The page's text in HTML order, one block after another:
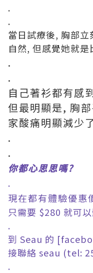
.
.
當日試療後, 胸部
自然, 但感覺她就
.
.
自己著衫都有感
但最明顯是, 胸
家酸痛明顯減少
.
.
你都心思思嗎?
.
現在都有體驗優惠
只需要 $280 就可
.
到 Seau 的
接聯絡 seau (tel:
.